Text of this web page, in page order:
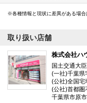
各種情報と現状に差異がある場
取り扱い店舗
株式会社ハ
国土交通大
(一社)千葉県
(公社)全国宅
(公社)首都圏
千葉県市原